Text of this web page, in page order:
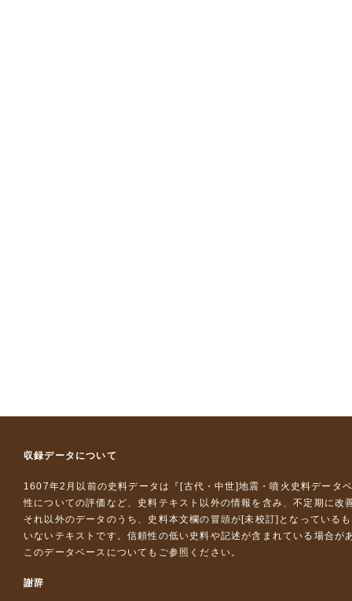
収録データについて
1607年2月以前の史料データは『 [古代・中世]地震・噴火史料データ
性についての評価など、史料テキスト以外の情報を含み、不定期に改
それ以外のデータのうち、史料本文欄の冒頭が[未校訂]となっている
いないテキストです。信頼性の低い史料や記述が含まれている場合が
このデータベースについて もご参照ください。
謝辞